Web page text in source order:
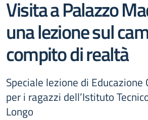
Visita a Palazzo
una lezione sul
compito di realtà
Speciale lezione di Educazione
per i ragazzi dell’Istituto
Longo